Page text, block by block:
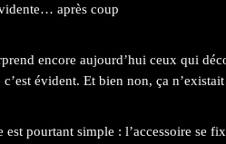
après coup
encore aujourd’hui ceux qui
évident. Et bien non, ça
est pourtant simple : l’accessoire se